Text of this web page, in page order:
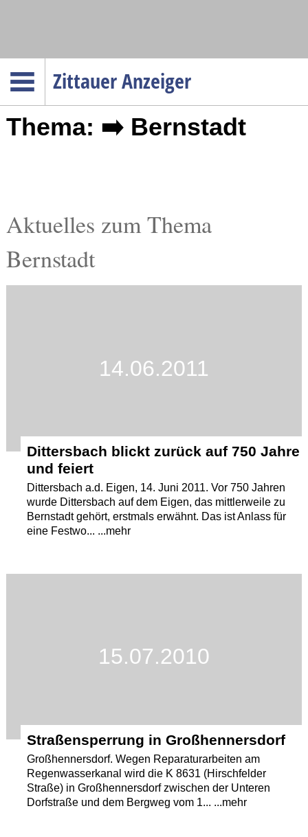
Zittauer Anzeiger
Menüpunkte
Startseite
Verkehr
Gesundheit
Thema: ➡️ Bernstadt
Aktuelles zum Thema
Bernstadt
14.06.2011
Dittersbach blickt zurück auf 750 Jahre
und feiert
Dittersbach a.d. Eigen, 14. Juni 2011. Vor 750 Jahren
wurde Dittersbach auf dem Eigen, das mittlerweile zu
Bernstadt gehört, erstmals erwähnt. Das ist Anlass für
eine Festwo... ...mehr
15.07.2010
Straßensperrung in Großhennersdorf
Großhennersdorf. Wegen Reparaturarbeiten am
Regenwasserkanal wird die K 8631 (Hirschfelder
Straße) in Großhennersdorf zwischen der Unteren
Dorfstraße und dem Bergweg vom 1... ...mehr